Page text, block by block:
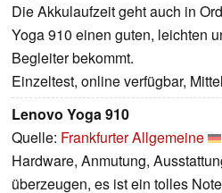
Die Akkulaufzeit geht auch in
Yoga 910 einen guten, leichten
Begleiter bekommt.
Einzeltest, online verfügbar,
Lenovo Yoga 910
Quelle: Frankfurter Allgemeine
Hardware, Anmutung,
überzeugen, es ist ein tolles